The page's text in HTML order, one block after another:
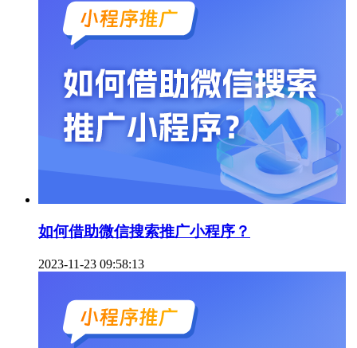
如何借助微信搜索推广小程序？
2023-11-23 09:58:13